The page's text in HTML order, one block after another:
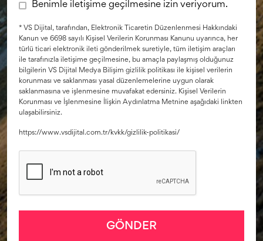
Benimle iletişime geçilmesine izin veriyorum.
* VS Dijital, tarafından, Elektronik Ticaretin Düzenlenmesi Hakkındaki
Kanun ve 6698 sayılı Kişisel Verilerin Korunması Kanunu uyarınca, her
türlü ticari elektronik ileti gönderilmek suretiyle, tüm iletişim araçları
ile tarafınızla iletişime geçilmesine, bu amaçla paylaşmış olduğunuz
bilgilerin VS Dijital Medya Bilişim gizlilik politikası ile kişisel verilerin
korunması ve saklanması yasal düzenlemelerine uygun olarak
saklanmasına ve işlenmesine muvafakat edersiniz. Kişisel Verilerin
Korunması ve İşlenmesine İlişkin Aydınlatma Metnine aşağıdaki linkten
ulaşabilirsiniz.
https://www.vsdijital.com.tr/kvkk/gizlilik-politikasi/
GÖNDER